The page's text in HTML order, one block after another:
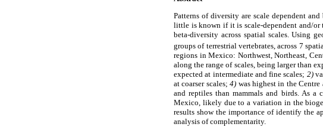
Patterns of diversity are scale dependent
little is known if it is scale-dependent and/or
beta-diversity across spatial scales. Using
groups of terrestrial vertebrates, across 7
regions in Mexico: Northwest, Northeast,
along the range of scales, being larger than
expected at intermediate and fine scales; 2)
at coarser scales;4) was highest in the
and reptiles than mammals and birds. As
Mexico, likely due to a variation in the
results show the importance of identify the
analysis of complementarity.